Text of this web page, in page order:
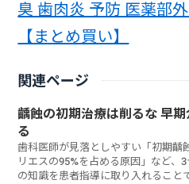
臭 歯肉炎 予防 医薬部
【まとめ買い】
関連ページ
齲蝕の初期治療は削るな 早
る
歯科医師が見落としやすい「初期齲
リエスの95%を占める原因」など、
の知識を患者指導に取り入れること